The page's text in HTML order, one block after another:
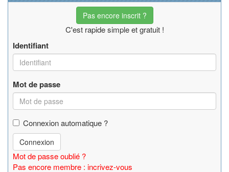
Pas encore inscrit ?
C'est rapide simple et gratuit !
Identifiant
Mot de passe
Connexion automatique ?
Connexion
Mot de passe oublié ?
Pas encore membre : incrivez-vous